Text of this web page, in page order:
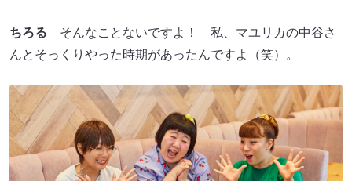
ちろる そんなことないですよ！ 私、マユリカの中谷さ
んとそっくりやった時期があったんですよ（笑）。